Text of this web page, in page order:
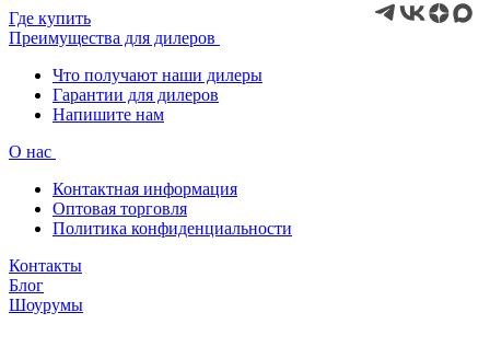
Где купить
Преимущества для дилеров
Что получают наши дилеры
Гарантии для дилеров
Напишите нам
О нас
Контактная информация
Оптовая торговля
Политика конфиденциальности
Контакты
Блог
Шоурумы